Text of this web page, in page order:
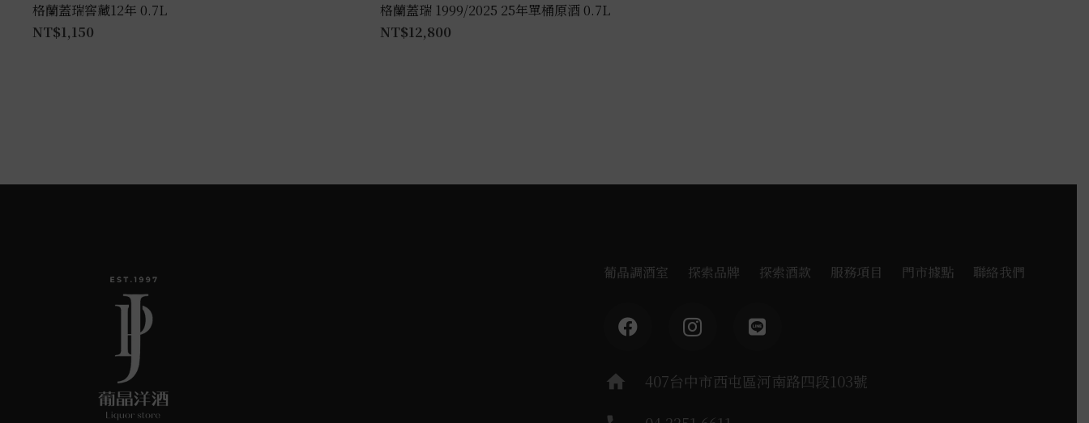
格蘭蓋瑞窖藏12年 0.7L
NT$1,150
格蘭蓋瑞 1999/2025 25年單桶原酒 0.7L
NT$12,800
葡晶調酒室 探索品牌 探索酒款 服務項目 門市據點 聯絡我們
home 407台中市西屯區河南路四段103號